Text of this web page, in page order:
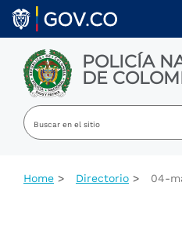
Skip to main content
POLICÍA
DE
Home Directorio 04-